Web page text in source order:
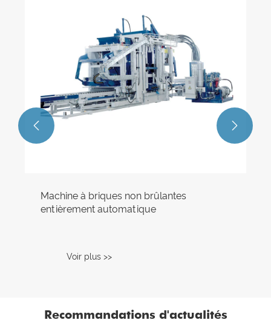
Machine à briques non brûlantes
entièrement automatique
Voir plus >>
 
Recommandations d'actualités